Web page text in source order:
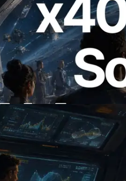
RPC hỗ trợ x402 —
trả tiền theo nhu